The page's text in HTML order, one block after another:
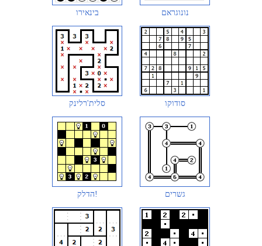
בינאירו נונוגראם
סלית'רלינק סודוקו
הדלק! גשרים